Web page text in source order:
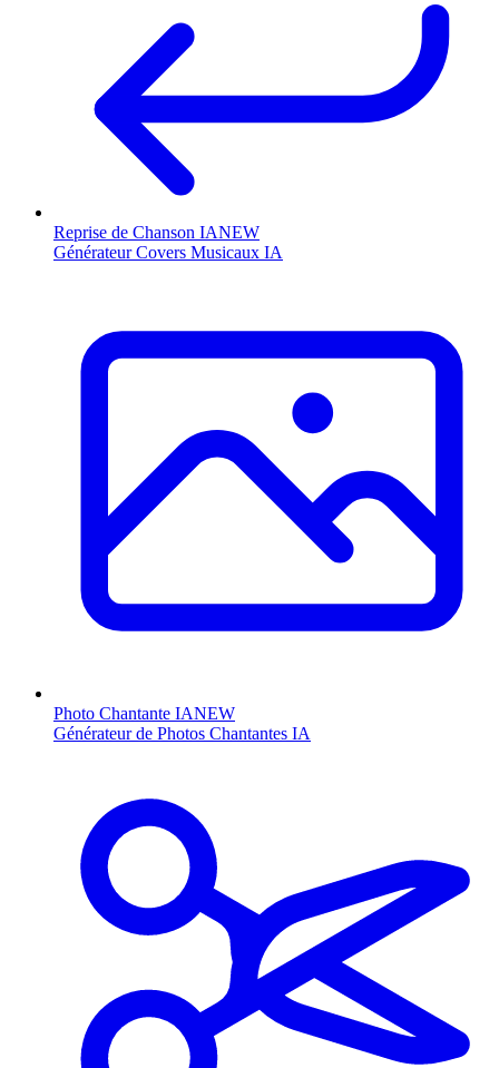
Reprise de Chanson IANEW
Générateur Covers Musicaux IA
Photo Chantante IANEW
Générateur de Photos Chantantes IA